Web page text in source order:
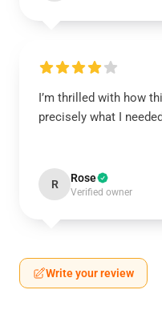
I’m thrilled with how
precisely what I
R Rose
Verified owner
Write your review